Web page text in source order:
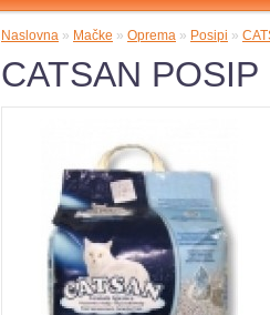
Naslovna » Mačke » Oprema » Posipi »
CATSAN POSIP